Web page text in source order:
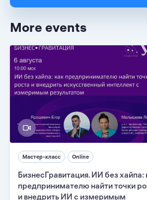
More events
Мастер-класс Online
БизнесГравитация. ИИ без хайпа:
предпринимателю найти точки
и внедрить ИИ с измеримым